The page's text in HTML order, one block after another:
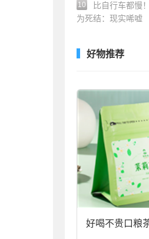
10
比自行车都慢
为死结：现实唏嘘
好物推荐
好喝不贵口粮